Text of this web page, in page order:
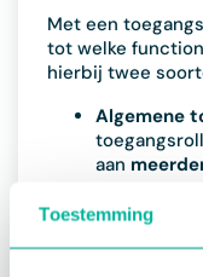
Toestemming
Met een
tot welke
hierbij twee
Algemene
aan